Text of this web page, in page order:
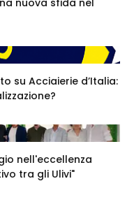
nuova sfida nel
su Acciaierie d’Italia:
nell'eccellenza
tra gli Ulivi"